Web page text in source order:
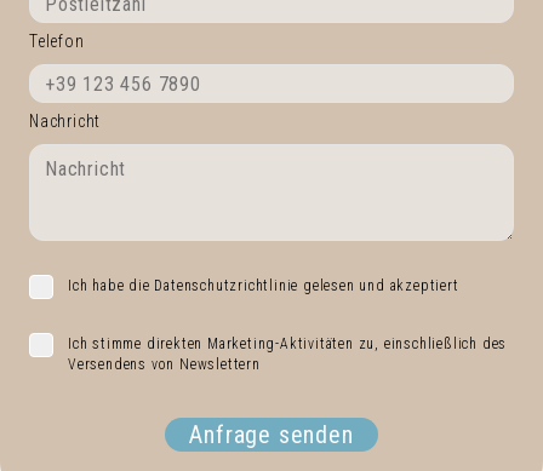
Telefon
Nachricht
Ich habe die Datenschutzrichtlinie gelesen und akzeptiert
Ich stimme direkten Marketing-Aktivitäten zu, einschließlich des
Versendens von Newslettern
Anfrage senden